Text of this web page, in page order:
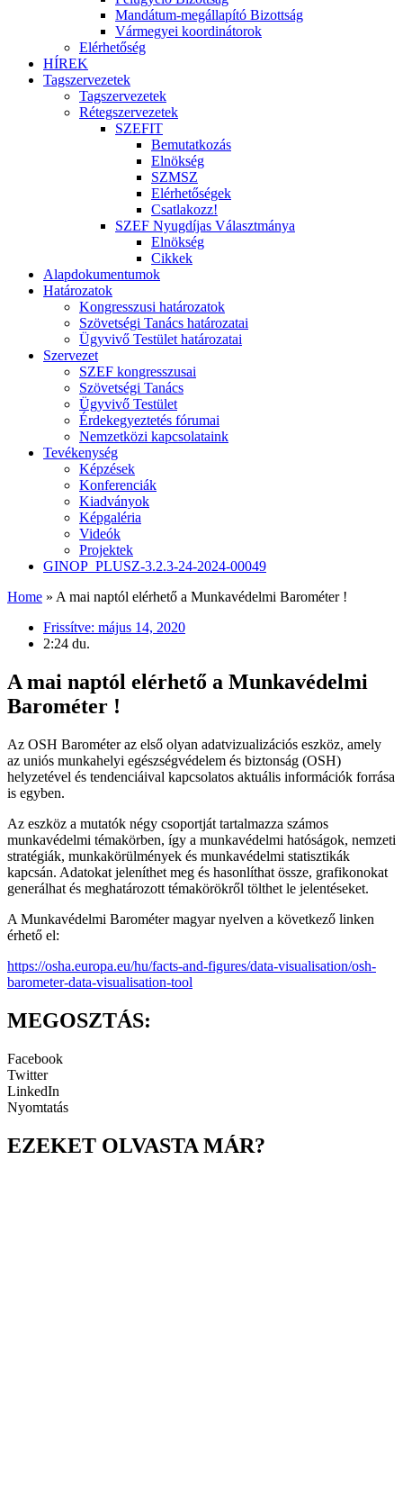
Mandátum-megállapító Bizottság
Vármegyei koordinátorok
Elérhetőség
HÍREK
Tagszervezetek
Tagszervezetek
Rétegszervezetek
SZEFIT
Bemutatkozás
Elnökség
SZMSZ
Elérhetőségek
Csatlakozz!
SZEF Nyugdíjas Választmánya
Elnökség
Cikkek
Alapdokumentumok
Határozatok
Kongresszusi határozatok
Szövetségi Tanács határozatai
Ügyvivő Testület határozatai
Szervezet
SZEF kongresszusai
Szövetségi Tanács
Ügyvivő Testület
Érdekegyeztetés fórumai
Nemzetközi kapcsolataink
Tevékenység
Képzések
Konferenciák
Kiadványok
Képgaléria
Videók
Projektek
GINOP_PLUSZ-3.2.3-24-2024-00049
Home » A mai naptól elérhető a Munkavédelmi Barométer !
Frissítve: május 14, 2020
2:24 du.
A mai naptól elérhető a Munkavédelmi
Barométer !
Az OSH Barométer az első olyan adatvizualizációs eszköz, amely
az uniós munkahelyi egészségvédelem és biztonság (OSH)
helyzetével és tendenciáival kapcsolatos aktuális információk forrása
is egyben.
Az eszköz a mutatók négy csoportját tartalmazza számos
munkavédelmi témakörben, így a munkavédelmi hatóságok, nemzeti
stratégiák, munkakörülmények és munkavédelmi statisztikák
kapcsán. Adatokat jeleníthet meg és hasonlíthat össze, grafikonokat
generálhat és meghatározott témakörökről tölthet le jelentéseket.
A Munkavédelmi Barométer magyar nyelven a következő linken
érhető el:
https://osha.europa.eu/hu/facts-and-figures/data-visualisation/osh-
barometer-data-visualisation-tool
MEGOSZTÁS:
Facebook
Twitter
LinkedIn
Nyomtatás
EZEKET OLVASTA MÁR?